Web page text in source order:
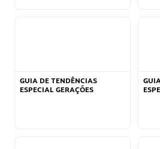
GUIA DE TENDÊNCIAS
ESPECIAL GERAÇÕES